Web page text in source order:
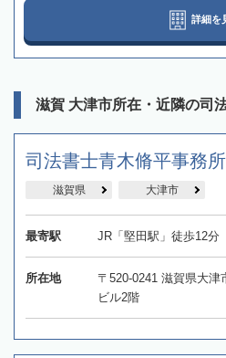
詳細を
滋賀 大津市所在・近隣の司
司法書士青木脩平事務所
滋賀県 大津市
最寄駅 JR「堅田駅」徒歩12分
所在地
〒520-0241 滋賀県大津
ビル2階​